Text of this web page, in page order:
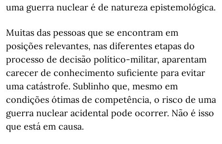
uma guerra nuclear é de natureza epistemológica.
Muitas das pessoas que se encontram em
posições relevantes, nas diferentes etapas do
processo de decisão político-militar, aparentam
carecer de conhecimento suficiente para evitar
uma catástrofe. Sublinho que, mesmo em
condições ótimas de competência, o risco de uma
guerra nuclear acidental pode ocorrer. Não é isso
que está em causa.